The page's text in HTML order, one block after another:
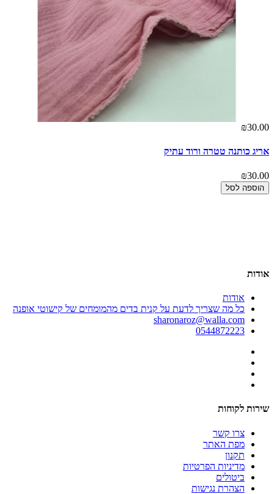
₪30.00
אריג כותנה טטרה ורוד עתיק
₪30.00
הוספה לסל
אודות
אודות
כל מה שצריך לדעת על קנית בדים מהמומחים של קישוטי אופנה
sharonaroz@walla.com
0544872223
שירות לקוחות
צרו קשר
מפת האתר
תקנון
מדיניות הפרטיות
ביטולים
הצהרת נגישות